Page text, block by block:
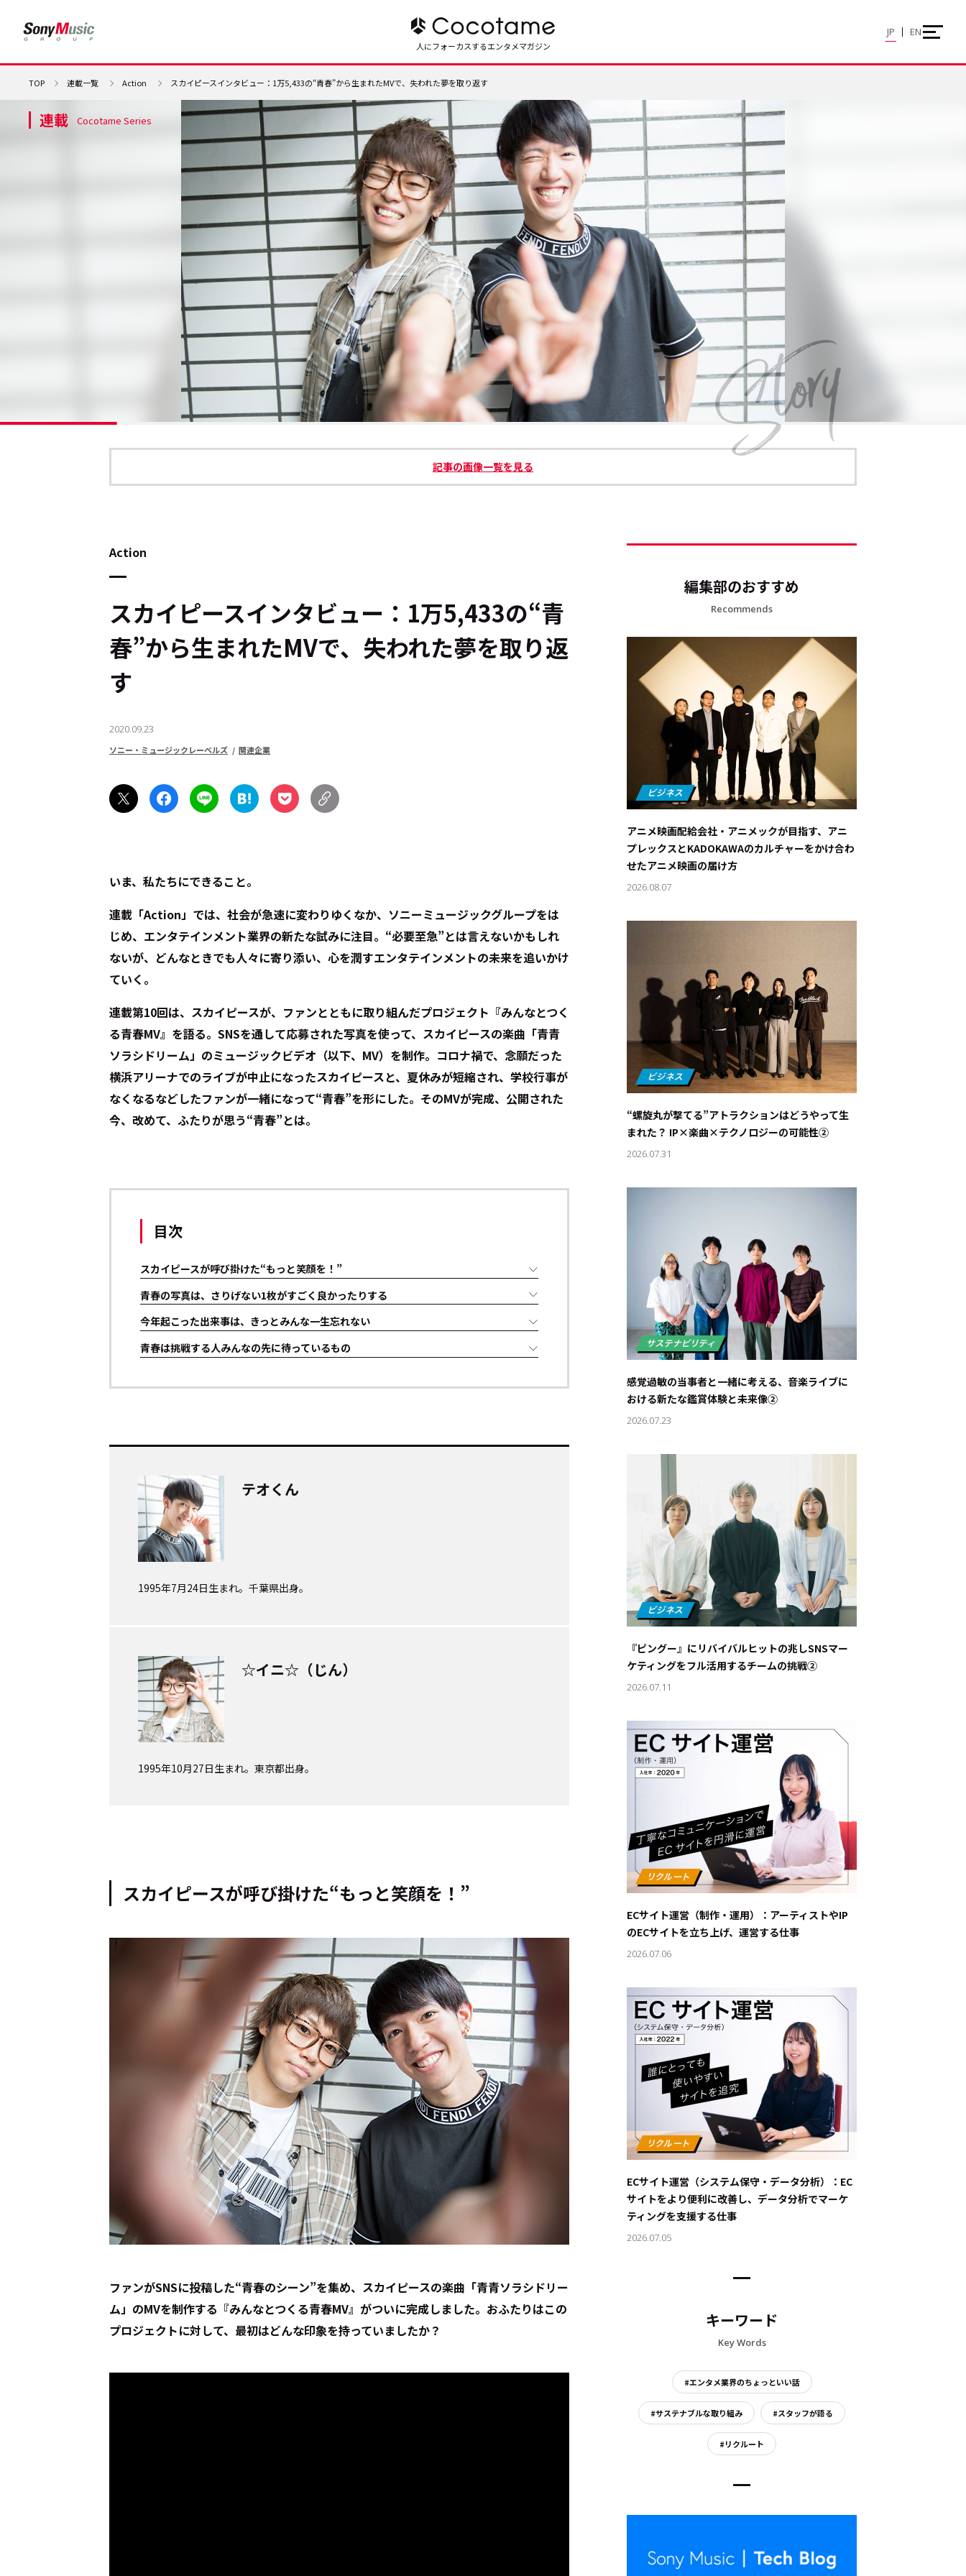
トップ Top
記事一覧 Articles
Cocotameとは About
キーワード：
#エンタメ業界のちょっといい話
#サステナブルな取り組み #スタッフが語る
#リクルート
人にフォーカスするエンタメマガジン
JP EN
TOP 連載一覧 Action スカイピースインタビュー：1万5,433の“青春”から生まれたMVで、失われた夢を取り返す
連載 Cocotame Series
記事の画像一覧を見る
Action
スカイピースインタビュー：1万5,433の“青
春”から生まれたMVで、失われた夢を取り返
す
2020.09.23
ソニー・ミュージックレーベルズ 関連企業
いま、私たちにできること――。
連載「Action」では、社会が急速に変わりゆくなか、ソニーミュージックグループをは
じめ、エンタテインメント業界の新たな試みに注目。“必要至急”とは言えないかもしれ
ないが、どんなときでも人々に寄り添い、心を潤すエンタテインメントの未来を追いかけ
ていく。
連載第10回は、スカイピースが、ファンとともに取り組んだプロジェクト『みんなとつく
る青春MV』を語る。SNSを通して応募された写真を使って、スカイピースの楽曲「青青
ソラシドリーム」のミュージックビデオ（以下、MV）を制作。コロナ禍で、念願だった
横浜アリーナでのライブが中止になったスカイピースと、夏休みが短縮され、学校行事が
なくなるなどしたファンが一緒になって“青春”を形にした。そのMVが完成、公開された
今、改めて、ふたりが思う“青春”とは。
目次
スカイピースが呼び掛けた“もっと笑顔を！”
青春の写真は、さりげない1枚がすごく良かったりする
今年起こった出来事は、きっとみんな一生忘れない
青春は挑戦する人みんなの先に待っているもの
テオくん
1995年7月24日生まれ。千葉県出身。
☆イニ☆（じん）
1995年10月27日生まれ。東京都出身。
スカイピースが呼び掛けた“もっと笑顔を！”
――ファンがSNSに投稿した“青春のシーン”を集め、スカイピースの楽曲「青青ソラシドリー
ム」のMVを制作する『みんなとつくる青春MV』がついに完成しました。おふたりはこの
プロジェクトに対して、最初はどんな印象を持っていましたか？
編集部のおすすめ
Recommends
アニメ映画配給会社・アニメックが目指す、アニ
プレックスとKADOKAWAのカルチャーをかけ合わ
せたアニメ映画の届け方
2026.08.07
“螺旋丸が撃てる”アトラクションはどうやって生
まれた？ IP×楽曲×テクノロジーの可能性②
2026.07.31
感覚過敏の当事者と一緒に考える、音楽ライブに
おける新たな鑑賞体験と未来像②
2026.07.23
『ピングー』にリバイバルヒットの兆し――SNSマー
ケティングをフル活用するチームの挑戦②
2026.07.11
ECサイト運営（制作・運用）：アーティストやIP
のECサイトを立ち上げ、運営する仕事
2026.07.06
ECサイト運営（システム保守・データ分析）：EC
サイトをより便利に改善し、データ分析でマーケ
ティングを支援する仕事
2026.07.05
キーワード
Key Words
#エンタメ業界のちょっといい話
#サステナブルな取り組み #スタッフが語る
#リクルート